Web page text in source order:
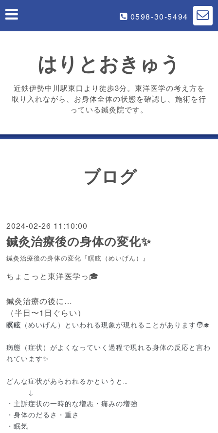
0598-30-5494
はりとおきゅう
近鉄伊勢中川駅東口より徒歩3分。東洋医学の考え方を
取り入れながら、お身体全体の状態を確認し、施術を行
っている鍼灸院です。
ブログ
2024-02-26 11:10:00
鍼灸治療後の身体の変化✨
鍼灸治療後の身体の変化『瞑眩（めいげん）』
ちょこっと東洋医学っ🎓
鍼灸治療の後に…
（半日〜1日ぐらい）
瞑眩 （めいげん）といわれる現象が現れることがあります🧑‍🎓
病態（症状）がよくなっていく過程で現れる身体の反応と言わ
れています✨
どんな症状があらわれるかというと…
↓
・主訴症状の一時的な増悪・痛みの増強
・身体のだるさ・重さ
・眠気